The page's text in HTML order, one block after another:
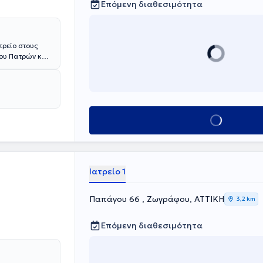
στους
Πατρών και
εξωτερικό,
μέλος του
Επόμενη διαθεσιμότητα
Κλείσε ραντεβού
Ιατρείο 1
Παπάγου 66 , Ζωγράφου, ΑΤΤΙΚΗ 3,2 km
Επόμενη διαθεσιμότητα